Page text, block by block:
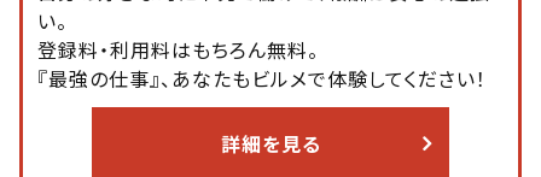
い。
登録料・利用料はもちろん無料。
『最強の仕事』、あなたもビルメで体験してください！
詳細を見る